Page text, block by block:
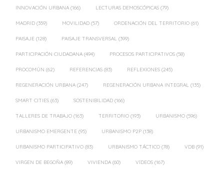
INNOVACIÓN URBANA (166) LECTURAS DEMOSCÓPICAS (79)
MADRID (359) MOVILIDAD (57) ORDENACIÓN DEL TERRITORIO (61)
PAISAJE (128) PAISAJE TRANSVERSAL (399)
PARTICIPACIÓN CIUDADANA (494) PROCESOS PARTICIPATIVOS (58)
PROCOMÚN (62) REFERENCIAS (83) REFLEXIONES (245)
REGENERACIÓN URBANA (247) REGENERACIÓN URBANA INTEGRAL (135)
SMART CITIES (63) SOSTENIBILIDAD (166)
TALLERES DE TRABAJO (163) TERRITORIO (193) URBANISMO (596)
URBANISMO EMERGENTE (95) URBANISMO P2P (138)
URBANISMO PARTICIPATIVO (83) URBANISMO TÁCTICO (78) VDB (91)
VIRGEN DE BEGOÑA (89) VIVIENDA (60) VÍDEOS (167)